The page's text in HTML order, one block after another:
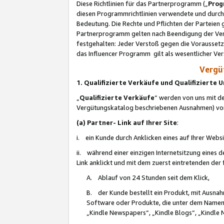
Diese Richtlinien für das Partnerprogramm („
diesen Programmrichtlinien verwendete und
Bedeutung. Die Rechte und Pflichten der
Partnerprogramm gelten nach Beendigung der
festgehalten: Jeder Verstoß gegen die
das Influencer Programm gilt als wesentlicher
1. Qualifizierte Verkäufe und Qualifizierte
Qualifizierte Verkäufe“ werden von uns mit
Vergütungskatalog beschriebenen Ausnahmen)
(a) Partner- Link auf Ihrer Site:
i. ein Kunde durch Anklicken eines auf Ihrer
ii. während einer einzigen Internetsitzung eines
Link anklickt und mit dem zuerst eintretenden der
A. Ablauf von 24 Stunden seit dem Klick,
B. der Kunde bestellt ein Produkt, mit
Software oder Produkte, die unter dem Namen
„Kindle Newspapers“, „Kindle Blogs“,